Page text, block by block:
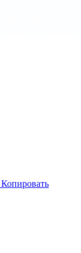
Копировать